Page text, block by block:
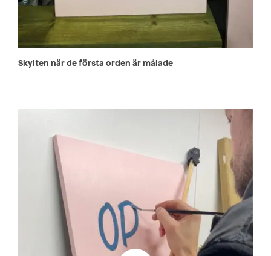
Skylten när de första orden är målade